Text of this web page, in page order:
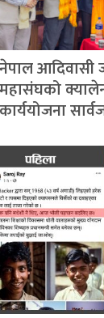
नेपाल आदिवासी
महासंघको
कार्ययोजना